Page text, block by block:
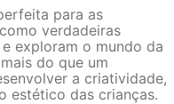
para as
verdadeiras
exploram o mundo da
do que um
a criatividade,
estético das crianças.